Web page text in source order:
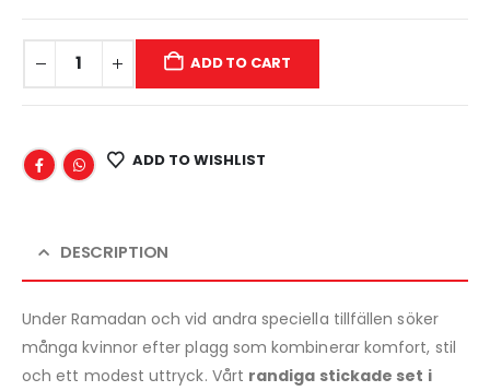
ADD TO CART
ADD TO WISHLIST
DESCRIPTION
Under Ramadan och vid andra speciella tillfällen söker
många kvinnor efter plagg som kombinerar komfort, stil
och ett modest uttryck. Vårt randiga stickade set i